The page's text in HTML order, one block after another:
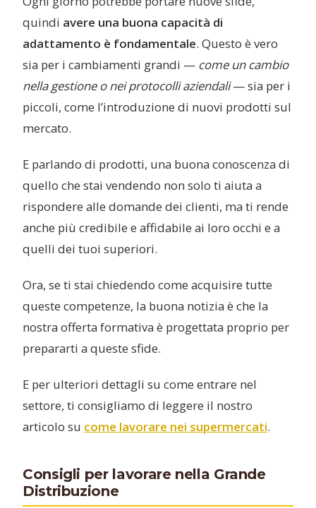
quindi avere una buona capacità di
adattamento è fondamentale. Questo è vero
sia per i cambiamenti grandi — come un cambio
nella gestione o nei protocolli aziendali— sia per i
piccoli, come l’introduzione di nuovi prodotti sul
mercato.
E parlando di prodotti, una buona conoscenza di
quello che stai vendendo non solo ti aiuta a
rispondere alle domande dei clienti, ma ti rende
anche più credibile e affidabile ai loro occhi e a
quelli dei tuoi superiori.
Ora, se ti stai chiedendo come acquisire tutte
queste competenze, la buona notizia è che la
nostra offerta formativa è progettata proprio per
prepararti a queste sfide.
E per ulteriori dettagli su come entrare nel
settore, ti consigliamo di leggere il nostro
articolo su come lavorare nei supermercati.
Consigli per lavorare nella Grande
Distribuzione